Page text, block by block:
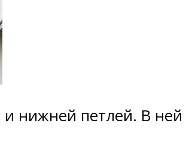
и нижней петлей. В ней